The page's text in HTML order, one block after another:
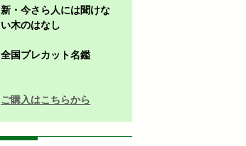
新・今さら人には聞けな
い木のはなし
全国プレカット名鑑
ご購入はこちらから